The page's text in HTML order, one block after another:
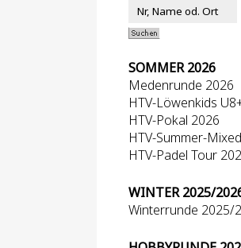
SOMMER 2026
Medenrunde 2026
HTV-Löwenkids
HTV-Pokal 2026
HTV-Summer-
HTV-Padel Tour
WINTER 2025/
Winterrunde 2025/